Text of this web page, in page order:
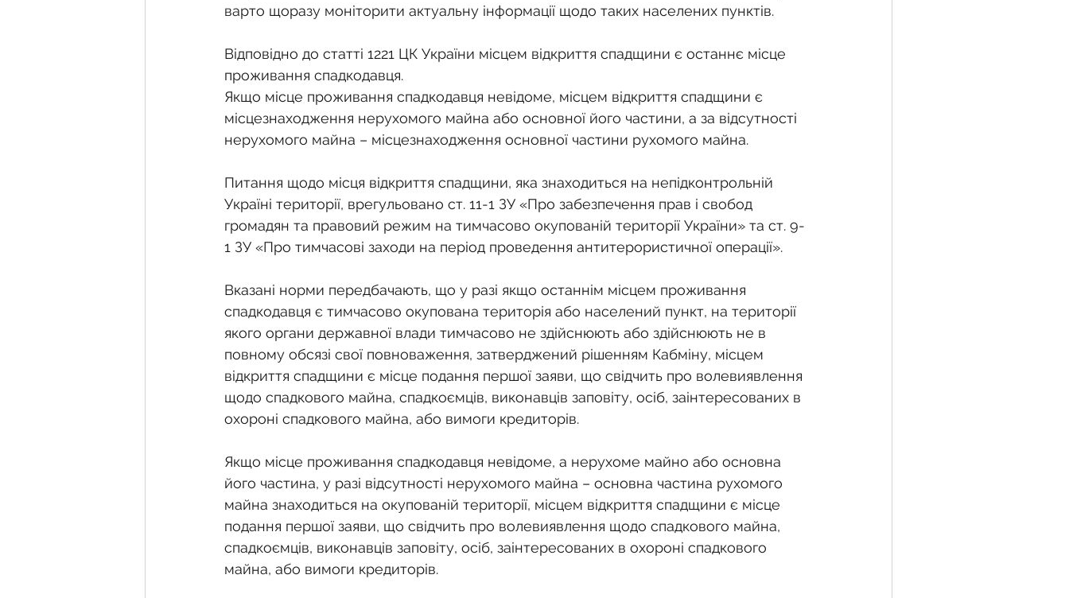
Нормативно-грошова оцінка Суд Будівництво Встановлення меж земельної ділянки
Сервітут Державна реєстрація земельних прав Юридичні питання у воєнний час
Загальні правові питання
варто щоразу моніторити актуальну інформації щодо таких населених пунктів.
Відповідно до статті 1221 ЦК України місцем відкриття спадщини є останнє місце
проживання спадкодавця.
Якщо місце проживання спадкодавця невідоме, місцем відкриття спадщини є
місцезнаходження нерухомого майна або основної його частини, а за відсутності
нерухомого майна – місцезнаходження основної частини рухомого майна.
Питання щодо місця відкриття спадщини, яка знаходиться на непідконтрольній
Україні території, врегульовано ст. 11-1 ЗУ «Про забезпечення прав і свобод
громадян та правовий режим на тимчасово окупованій території України» та ст. 9-
1 ЗУ «Про тимчасові заходи на період проведення антитерористичної операції».
Вказані норми передбачають, що у разі якщо останнім місцем проживання
спадкодавця є тимчасово окупована територія або населений пункт, на території
якого органи державної влади тимчасово не здійснюють або здійснюють не в
повному обсязі свої повноваження, затверджений рішенням Кабміну, місцем
відкриття спадщини є місце подання першої заяви, що свідчить про волевиявлення
щодо спадкового майна, спадкоємців, виконавців заповіту, осіб, заінтересованих в
охороні спадкового майна, або вимоги кредиторів.
Якщо місце проживання спадкодавця невідоме, а нерухоме майно або основна
його частина, у разі відсутності нерухомого майна – основна частина рухомого
майна знаходиться на окупованій території, місцем відкриття спадщини є місце
подання першої заяви, що свідчить про волевиявлення щодо спадкового майна,
спадкоємців, виконавців заповіту, осіб, заінтересованих в охороні спадкового
майна, або вимоги кредиторів.